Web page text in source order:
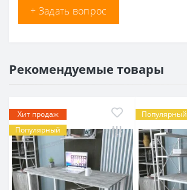
+ Задать вопрос
Рекомендуемые товары
Хит продаж
Популярный
Популярный